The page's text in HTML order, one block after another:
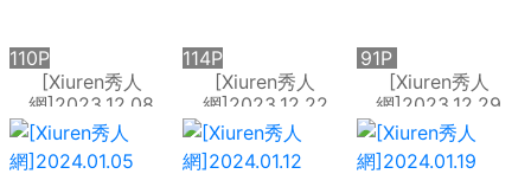
[Xiuren秀人
網]2023.12.08
NO.7787 周于希
Sally
110P
[Xiuren秀人
網]2023.12.22
NO.7856 周于希
Sally
114P
[Xiuren秀人
網]2023.12.29
NO.7891 周于希
Sally
91P